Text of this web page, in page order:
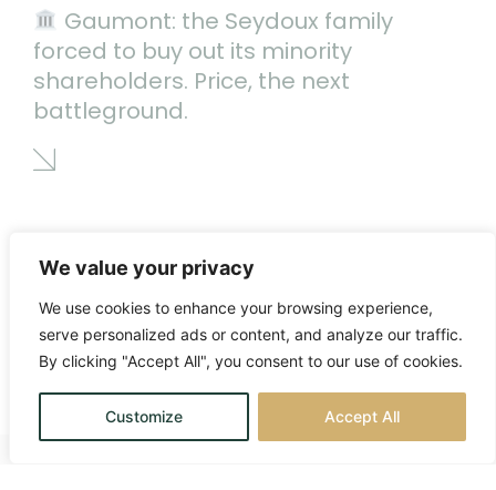
We value your privacy
We use cookies to enhance your browsing experience,
serve personalized ads or content, and analyze our traffic.
By clicking "Accept All", you consent to our use of cookies.
Customize Accept All
Gaumont: the Seydoux family
forced to buy out its minority
shareholders. Price, the next
battleground.